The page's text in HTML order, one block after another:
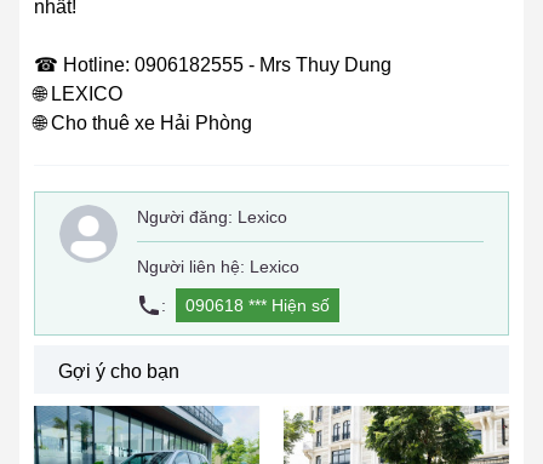
nhất!
☎ Hotline: 0906182555 - Mrs Thuy Dung
🌐 LEXICO
🌐 Cho thuê xe Hải Phòng
Người đăng: Lexico
Người liên hệ: Lexico
:
090618 *** Hiện số
Gợi ý cho bạn